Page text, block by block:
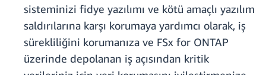
sisteminizi fidye yazılımı ve kötü amaçlı yazılım
saldırılarına karşı korumaya yardımcı olarak, iş
sürekliliğini korumanıza ve FSx for ONTAP
üzerinde depolanan iş açısından kritik